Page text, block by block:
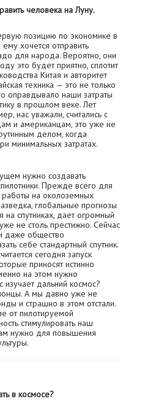
человека на Луну.
позицию по экономике в
хочется отправить
для народа. Вероятно, они
это будет приятно, сплотит
Китая и авторитет
техника — это не только
оправдывало наши затраты
в прошлом веке. Лет
нас уважали, считались с
и американцам, это уже не
делом, когда
минимальных затратах.
нужно создавать
Прежде всего для
на околоземных
глобальные прогнозы
спутниках, дает огромный
не столь престижно. Сейчас
даже общество
себе стандартный спутник.
сегодня запуск
приносят истинно
на этом нужно
изучает дальний космос?
А мы давно уже не
и страшно в этом отстали.
от пилотируемой
стимулировать наш
нужно для повышения
в космосе?